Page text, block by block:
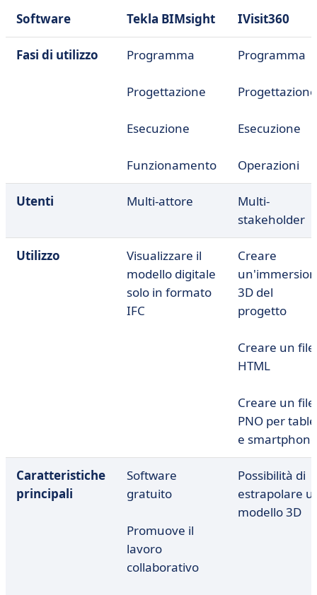
Software
Tekla BIMsight IVisit360
Fasi di utilizzo Programma
Progettazione
Esecuzione
Funzionamento
Programma
Progettazione
Esecuzione
Operazioni
Utenti Multi-attore
Multi-
stakeholder
Utilizzo
Visualizzare il
modello digitale
solo in formato
IFC
Creare
3D del
progetto
Creare un file
HTML
Creare un file
PNO per
e smartphone
Caratteristiche
principali
Software
gratuito
Promuove il
lavoro
collaborativo
Possibilità di
estrapolare
modello 3D